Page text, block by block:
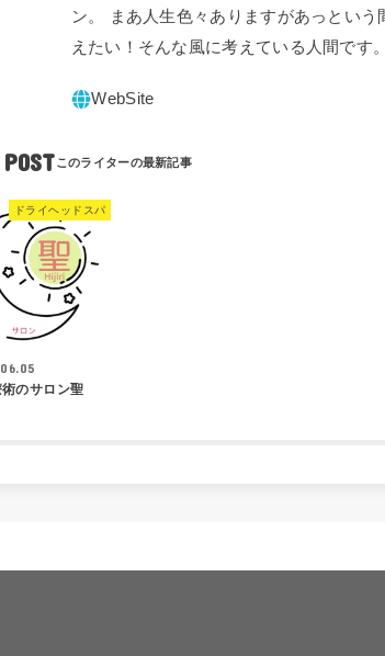
ン。 まあ人生色々ありますがあっとい
えたい！そんな風に考えている人間です。
ドライヘッドスパ
のサロン聖